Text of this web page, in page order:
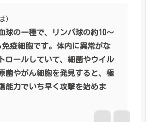
）
球の一種で、リンパ球の約10〜
免疫細胞です。体内に異常がな
ロールしていて、細菌やウイル
菌やがん細胞を発見すると、極
能力でいち早く攻撃を始めま